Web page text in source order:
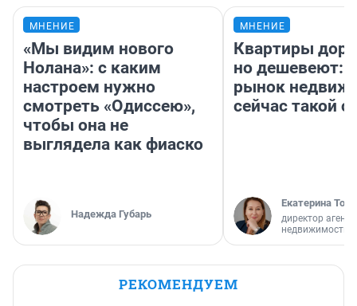
МНЕНИЕ
«Мы видим нового
Нолана»: с каким
настроем нужно
смотреть «Одиссею»,
чтобы она не
выглядела как фиаско
Надежда Губарь
МНЕНИЕ
Квартиры
но дешевеют:
рынок
сейчас такой
Екатерина
директор
недвижимости
РЕКОМЕНДУЕМ